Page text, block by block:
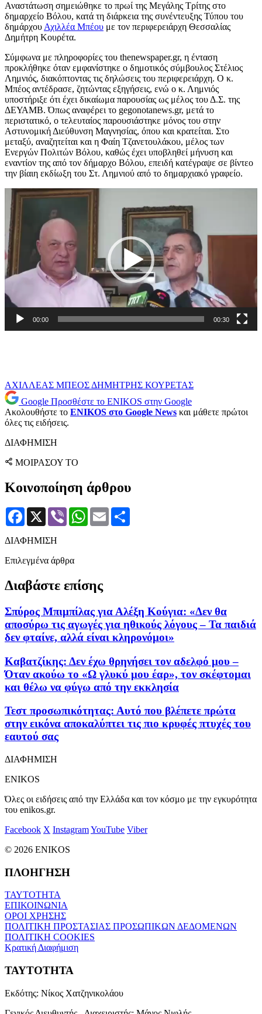
Αναστάτωση σημειώθηκε το πρωί της Μεγάλης Τρίτης στο
δημαρχείο Βόλου, κατά τη διάρκεια της συνέντευξης Τύπου του
δημάρχου Αχιλλέα Μπέου με τον περιφερειάρχη Θεσσαλίας
Δημήτρη Κουρέτα.
Σύμφωνα με πληροφορίες του thenewspaper.gr, η ένταση
προκλήθηκε όταν εμφανίστηκε ο δημοτικός σύμβουλος Στέλιος
Λημνιός, διακόπτοντας τις δηλώσεις του περιφερειάρχη. Ο κ.
Μπέος αντέδρασε, ζητώντας εξηγήσεις, ενώ ο κ. Λημνιός
υποστήριξε ότι έχει δικαίωμα παρουσίας ως μέλος του Δ.Σ. της
ΔΕΥΑΜΒ. Όπως αναφέρει το gegonotanews.gr, μετά το
περιστατικό, ο τελευταίος παρουσιάστηκε μόνος του στην
Αστυνομική Διεύθυνση Μαγνησίας, όπου και κρατείται. Στο
μεταξύ, αναζητείται και η Φαίη Τζανετουλάκου, μέλος των
Ενεργών Πολιτών Βόλου, καθώς έχει υποβληθεί μήνυση και
εναντίον της από τον δήμαρχο Βόλου, επειδή κατέγραψε σε βίντεο
την βίαιη εκδίωξη του Στ. Λημνιού από το δημαρχιακό γραφείο.
Πρόγραμμα
Αναπαραγωγής
Βίντεο
00:00 00:30
ΑΧΙΛΛΕΑΣ ΜΠΕΟΣ ΔΗΜΗΤΡΗΣ ΚΟΥΡΕΤΑΣ
Google Προσθέστε το ENIKOS στην Google
Ακολουθήστε το ENIKOS στο Google News και μάθετε πρώτοι
όλες τις ειδήσεις.
ΔΙΑΦΗΜΙΣΗ
ΜΟΙΡΑΣΟΥ ΤΟ
Κοινοποίηση άρθρου
Facebook
X Viber WhatsApp
Email
ΔΙΑΦΗΜΙΣΗ
Επιλεγμένα άρθρα
Διαβάστε επίσης
Σπύρος Μπιμπίλας για Αλέξη Κούγια: «Δεν θα
αποσύρω τις αγωγές για ηθικούς λόγους – Τα παιδιά
δεν φταίνε, αλλά είναι κληρονόμοι»
Καβατζίκης: Δεν έχω θρηνήσει τον αδελφό μου –
Όταν ακούω το «Ω γλυκύ μου έαρ», τον σκέφτομαι
και θέλω να φύγω από την εκκλησία
Τεστ προσωπικότητας: Αυτό που βλέπετε πρώτα
στην εικόνα αποκαλύπτει τις πιο κρυφές πτυχές του
εαυτού σας
ΔΙΑΦΗΜΙΣΗ
ENIKOS
Όλες οι ειδήσεις από την Ελλάδα και τον κόσμο με την εγκυρότητα
του enikos.gr.
Facebook X InstagramYouTube Viber
© 2026 ENIKOS
ΠΛΟΗΓΗΣΗ
ΤΑΥΤΟΤΗΤΑ
ΕΠΙΚΟΙΝΩΝΙΑ
ΟΡΟΙ ΧΡΗΣΗΣ
ΠΟΛΙΤΙΚΗ ΠΡΟΣΤΑΣΙΑΣ ΠΡΟΣΩΠΙΚΩΝ ΔΕΔΟΜΕΝΩΝ
ΠΟΛΙΤΙΚΗ COOKIES
Κρατική Διαφήμιση
ΤΑΥΤΟΤΗΤΑ
Εκδότης: Νίκος Χατζηνικολάου